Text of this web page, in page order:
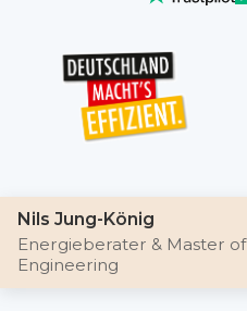
Nils Jung-König
Energieberater & Master of
Engineering